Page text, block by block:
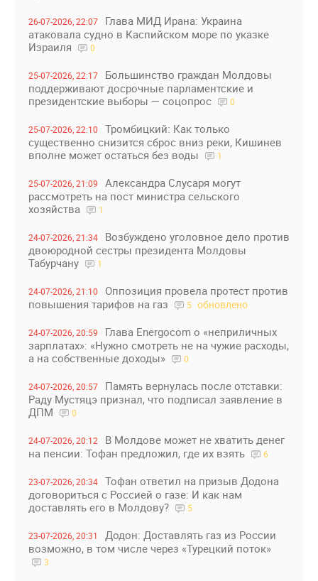
26-07-2026, 22:07
Глава МИД Ирана: Украина
атаковала судно в Каспийском море по указке
Израиля
0
25-07-2026, 22:17
Большинство граждан Молдовы
поддерживают досрочные парламентские и
президентские выборы — соцопрос
0
25-07-2026, 22:10
Тромбицкий: Как только
существенно снизится сброс вниз реки, Кишинев
вполне может остаться без воды
1
25-07-2026, 21:09
Александра Слусаря могут
рассмотреть на пост министра сельского
хозяйства
1
24-07-2026, 21:34
Возбуждено уголовное дело против
двоюродной сестры президента Молдовы
Табурчану
1
24-07-2026, 21:10
Оппозиция провела протест против
повышения тарифов на газ
5 обновлено
24-07-2026, 20:59
Глава Energocom о «неприличных
зарплатах»: «Нужно смотреть не на чужие расходы,
а на собственные доходы»
0
24-07-2026, 20:57
Память вернулась после отставки:
Раду Мустяцэ признал, что подписал заявление в
ДПМ
0
24-07-2026, 20:12
В Молдове может не хватить денег
на пенсии: Тофан предложил, где их взять
6
23-07-2026, 20:34
Тофан ответил на призыв Додона
договориться с Россией о газе: И как нам
доставлять его в Молдову?
5
23-07-2026, 20:31
Додон: Доставлять газ из России
возможно, в том числе через «Турецкий поток»
3